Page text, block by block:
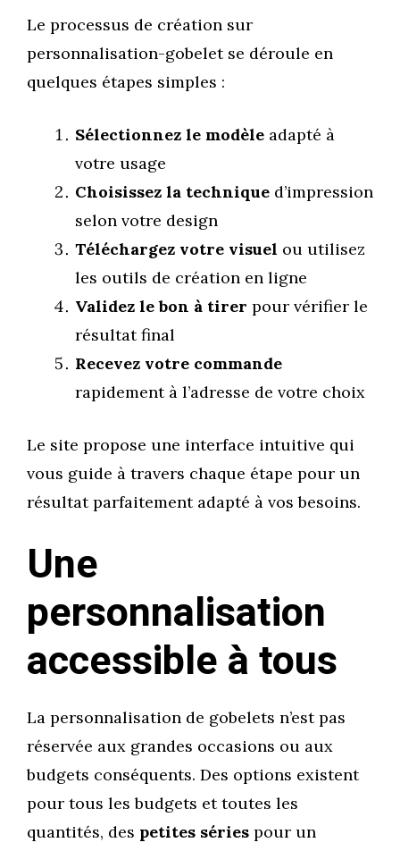
Le processus de création sur
personnalisation-gobelet se déroule en
quelques étapes simples :
Sélectionnez le modèle adapté à
votre usage
Choisissez la technique d’impression
selon votre design
Téléchargez votre visuel ou utilisez
les outils de création en ligne
Validez le bon à tirer pour vérifier le
résultat final
Recevez votre commande
rapidement à l’adresse de votre choix
Le site propose une interface intuitive qui
vous guide à travers chaque étape pour un
résultat parfaitement adapté à vos besoins.
Une
personnalisation
accessible à tous
La personnalisation de gobelets n’est pas
réservée aux grandes occasions ou aux
budgets conséquents. Des options existent
pour tous les budgets et toutes les
quantités, des petites séries pour un